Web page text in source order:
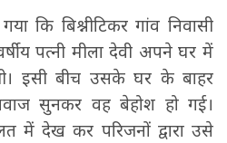
कि बिश्नीटिकर गांव निवासी
पत्नी मीला देवी अपने घर में
इसी बीच उसके घर के बाहर
सुनकर वह बेहोश हो गई।
में देख कर परिजनों द्वारा उसे